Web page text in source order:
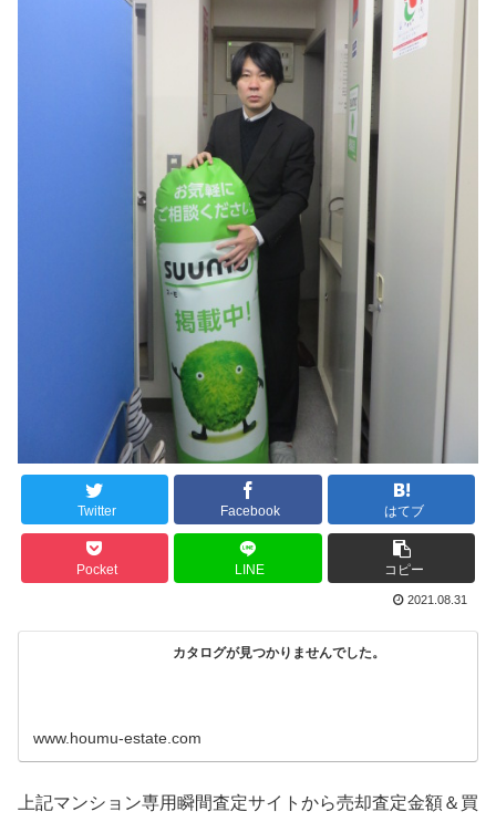
Twitter Facebook はてブ
Pocket LINE コピー
2021.08.31
カタログが見つかりませんでした。
www.houmu-estate.com
上記マンション専用瞬間査定サイトから売却査定金額＆買